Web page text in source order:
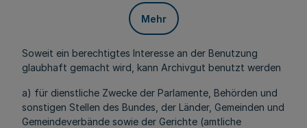
Mehr
Soweit ein berechtigtes Interesse an der Benutzung
glaubhaft gemacht wird, kann Archivgut benutzt werden
a) für dienstliche Zwecke der Parlamente, Behörden und
sonstigen Stellen des Bundes, der Länder, Gemeinden und
Gemeindeverbände sowie der Gerichte (amtliche